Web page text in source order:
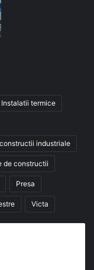
Instalatii termice
constructii industriale
de constructii
Presa
Victa